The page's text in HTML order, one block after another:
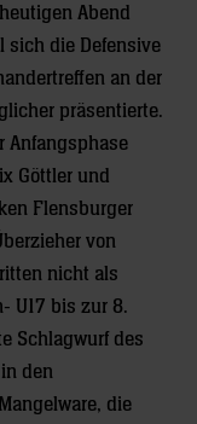
Abend
sich die Defensive
an der
präsentierte.
Anfangsphase
Göttler und
Flensburger
von
nicht als
U17 bis zur 8.
Schlagwurf des
den
die